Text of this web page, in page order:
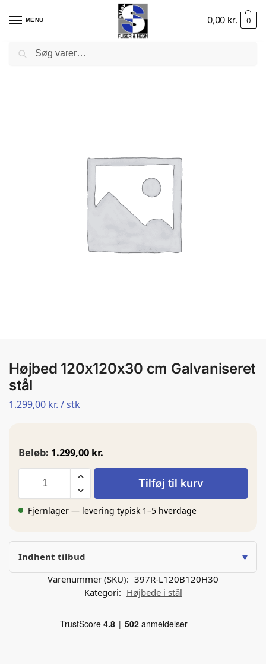
MENU 0,00 kr. 0
Forside –Havepynt–Højbede
Højbed 120x120x30 cm Galvaniseret
stål
1.299,00 kr. / stk
Beløb: 1.299,00 kr.
Tilføj til kurv
Fjernlager — levering typisk 1–5 hverdage
Indhent tilbud ▾
Varenummer (SKU): 397R-L120B120H30
Kategori: Højbede i stål